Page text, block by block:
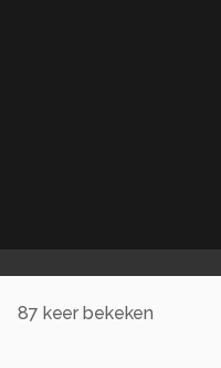
87 keer bekeken